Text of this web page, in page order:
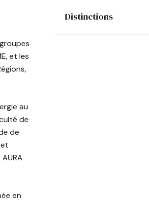
et les
au
de
de
en
Distinctions